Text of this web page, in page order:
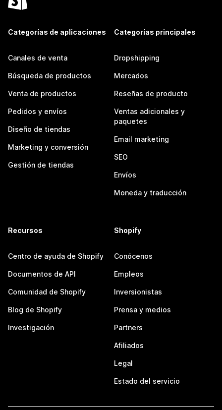
Categorías de aplicaciones
Canales de venta
Búsqueda de productos
Venta de productos
Pedidos y envíos
Diseño de tiendas
Marketing y conversión
Gestión de tiendas
Categorías principales
Dropshipping
Mercados
Reseñas de producto
Ventas adicionales y
paquetes
Email marketing
SEO
Envíos
Moneda y traducción
Recursos
Centro de ayuda de Shopify
Documentos de API
Comunidad de Shopify
Blog de Shopify
Investigación
Shopify
Conócenos
Empleos
Inversionistas
Prensa y medios
Partners
Afiliados
Legal
Estado del servicio